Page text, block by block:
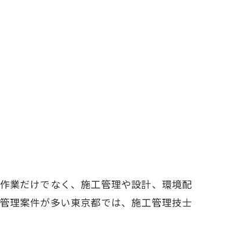
業だけでなく、施工管理や設計、環境配
理案件が多い東京都では、施工管理技士